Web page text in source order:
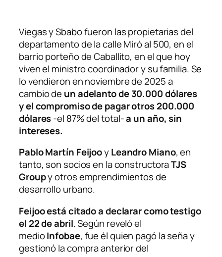
Viegas y Sbabo fueron las propietarias del
departamento de la calle Miró al 500, en el
barrio porteño de Caballito, en el que hoy
viven el ministro coordinador y su familia. Se
lo vendieron en noviembre de 2025 a
cambio de un adelanto de 30.000 dólares
y el compromiso de pagar otros 200.000
dólares-el 87% del total-a un año, sin
intereses.
Pablo Martín FeijooyLeandro Miano, en
tanto, son socios en la constructoraTJS
Groupy otros emprendimientos de
desarrollo urbano.
Feijoo está citado a declarar como testigo
el 22 de abril. Según reveló el
medioInfobae, fue él quien pagó la seña y
gestionó la compra anterior del